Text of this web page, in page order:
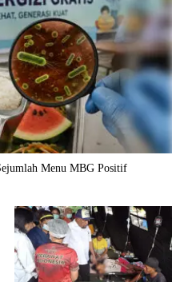
Menu MBG Positif